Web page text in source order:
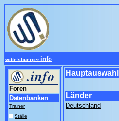
wittelsbuerger. info
Foren
Datenbanken
Trainer
Ställe
Hauptauswahl
Länder
Deutschland